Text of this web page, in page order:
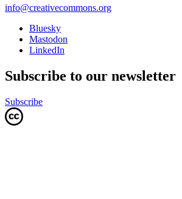
info@creativecommons.org
Bluesky
Mastodon
LinkedIn
Subscribe to our newsletter
Subscribe